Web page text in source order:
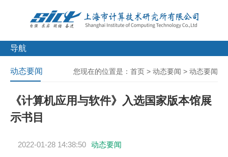
导航
您现在的位置是： 首页 > 动态要闻 > 动态要闻
动态要闻
《计算机应用与软件》入选国家版本馆展
示书目
2022-01-28 14:38:50 动态要闻